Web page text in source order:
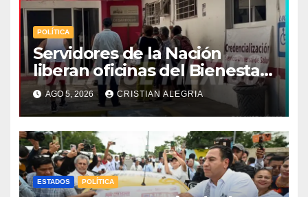
POLÍTICA
Servidores de la Nación
liberan oficinas del Bienestar
en Tapachula; Cielo
Nucamendi asume
delegación regional
AGO 5, 2026 CRISTIAN ALEGRIA
ESTADOS POLÍTICA